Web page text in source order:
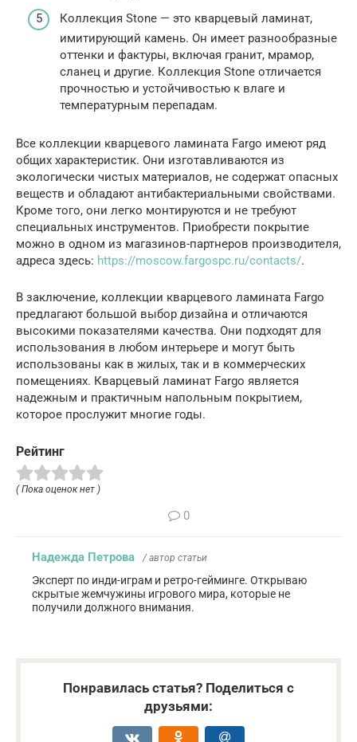
Коллекция Stone — это кварцевый ламинат,
имитирующий камень. Он имеет разнообразные
оттенки и фактуры, включая гранит, мрамор,
сланец и другие. Коллекция Stone отличается
прочностью и устойчивостью к влаге и
температурным перепадам.
Все коллекции кварцевого ламината Fargo имеют ряд
общих характеристик. Они изготавливаются из
экологически чистых материалов, не содержат опасных
веществ и обладают антибактериальными свойствами.
Кроме того, они легко монтируются и не требуют
специальных инструментов. Приобрести покрытие
можно в одном из магазинов-партнеров производителя,
адреса здесь: https://moscow.fargospc.ru/contacts/.
В заключение, коллекции кварцевого ламината Fargo
предлагают большой выбор дизайна и отличаются
высокими показателями качества. Они подходят для
использования в любом интерьере и могут быть
использованы как в жилых, так и в коммерческих
помещениях. Кварцевый ламинат Fargo является
надежным и практичным напольным покрытием,
которое прослужит многие годы.
Рейтинг
( Пока оценок нет )
0
Надежда Петрова / автор статьи
Эксперт по инди-играм и ретро-гейминге. Открываю
скрытые жемчужины игрового мира, которые не
получили должного внимания.
Понравилась статья? Поделиться с
друзьями: